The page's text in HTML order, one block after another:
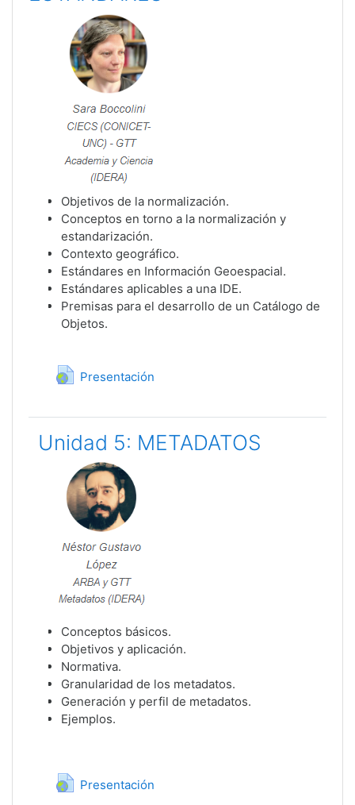
Objetivos de la normalización.
Conceptos en torno a la normalización y
estandarización.
Contexto geográfico.
Estándares en Información Geoespacial.
Estándares aplicables a una IDE.
Premisas para el desarrollo de un Catálogo de
Objetos.
Presentación
URL
Unidad 5: METADATOS
Conceptos básicos.
Objetivos y aplicación.
Normativa.
Granularidad de los metadatos.
Generación y perfil de metadatos.
Ejemplos.
Presentación
URL